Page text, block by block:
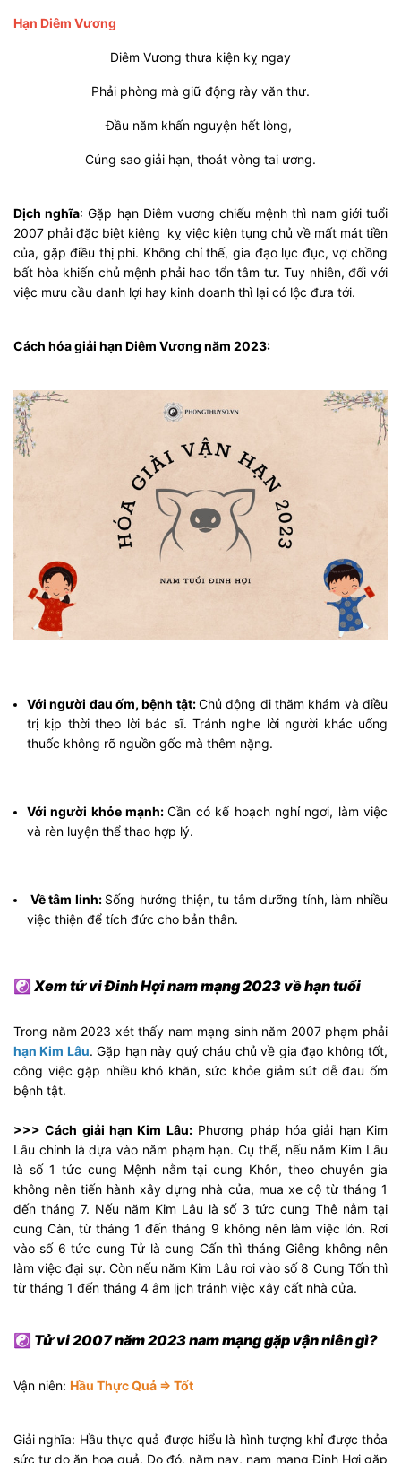
Hạn Diêm Vương
Diêm Vương thưa kiện kỵ ngay
Phải phòng mà giữ động rày văn thư.
Đầu năm khấn nguyện hết lòng,
Cúng sao giải hạn, thoát vòng tai ương.
Dịch nghĩa: Gặp hạn Diêm vương chiếu mệnh thì nam giới tuổi
2007 phải đặc biệt kiêng kỵ việc kiện tụng chủ về mất mát tiền
của, gặp điều thị phi. Không chỉ thế, gia đạo lục đục, vợ chồng
bất hòa khiến chủ mệnh phải hao tổn tâm tư. Tuy nhiên, đối với
việc mưu cầu danh lợi hay kinh doanh thì lại có lộc đưa tới.
Cách hóa giải hạn Diêm Vương năm 2023:
Với người đau ốm, bệnh tật:Chủ động đi thăm khám và điều
trị kịp thời theo lời bác sĩ. Tránh nghe lời người khác uống
thuốc không rõ nguồn gốc mà thêm nặng.
Với người khỏe mạnh:Cần có kế hoạch nghỉ ngơi, làm việc
và rèn luyện thể thao hợp lý.
Về tâm linh: Sống hướng thiện, tu tâm dưỡng tính, làm nhiều
việc thiện để tích đức cho bản thân.
☯ Xem tử vi Đinh Hợi nam mạng 2023 về hạn tuổi
Trong năm 2023 xét thấy nam mạng sinh năm 2007 phạm phải
hạn Kim Lâu. Gặp hạn này quý cháu chủ về gia đạo không tốt,
công việc gặp nhiều khó khăn, sức khỏe giảm sút dễ đau ốm
bệnh tật.
>>> Cách giải hạn Kim Lâu:Phương pháp hóa giải hạn Kim
Lâu chính là dựa vào năm phạm hạn. Cụ thể, nếu năm Kim Lâu
là số 1 tức cung Mệnh nằm tại cung Khôn, theo chuyên gia
không nên tiến hành xây dựng nhà cửa, mua xe cộ từ tháng 1
đến tháng 7. Nếu năm Kim Lâu là số 3 tức cung Thê nằm tại
cung Càn, từ tháng 1 đến tháng 9 không nên làm việc lớn. Rơi
vào số 6 tức cung Tử là cung Cấn thì tháng Giêng không nên
làm việc đại sự. Còn nếu năm Kim Lâu rơi vào số 8 Cung Tốn thì
từ tháng 1 đến tháng 4 âm lịch tránh việc xây cất nhà cửa.
☯ Tử vi 2007 năm 2023 nam mạng gặp vận niên gì?
Vận niên: Hầu Thực Quả ⇒ Tốt
Giải nghĩa: Hầu thực quả được hiểu là hình tượng khỉ được thỏa
sức tự do ăn hoa quả. Do đó, năm nay, nam mạng Đinh Hợi gặp